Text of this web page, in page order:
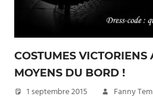
COSTUMES VICTORIENS
MOYENS DU BORD !
1 septembre 2015 Fanny